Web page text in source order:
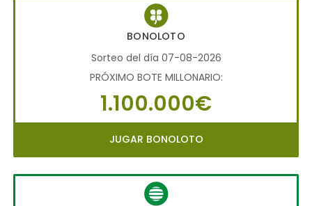
BONOLOTO
Sorteo del día 07-08-2026
PRÓXIMO BOTE MILLONARIO:
1.100.000€
JUGAR BONOLOTO